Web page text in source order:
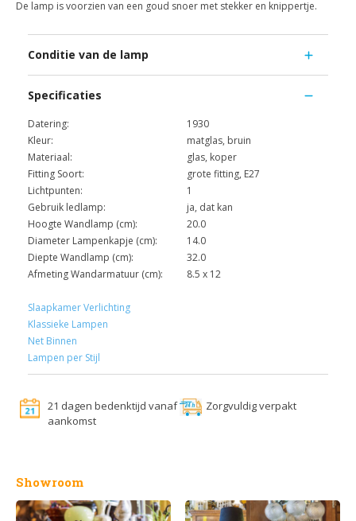
De lamp is voorzien van een goud snoer met stekker en knippertje.
Conditie van de lamp
Specificaties
Datering:
1930
Kleur:
matglas, bruin
Materiaal:
glas, koper
Fitting Soort:
grote fitting, E27
Lichtpunten:
1
Gebruik ledlamp:
ja, dat kan
Hoogte Wandlamp (cm):
20.0
Diameter Lampenkapje (cm):
14.0
Diepte Wandlamp (cm):
32.0
Afmeting Wandarmatuur (cm):
8.5 x 12
Slaapkamer Verlichting
Klassieke Lampen
Net Binnen
Lampen per Stijl
21 dagen bedenktijd vanaf
aankomst
Zorgvuldig verpakt
Showroom